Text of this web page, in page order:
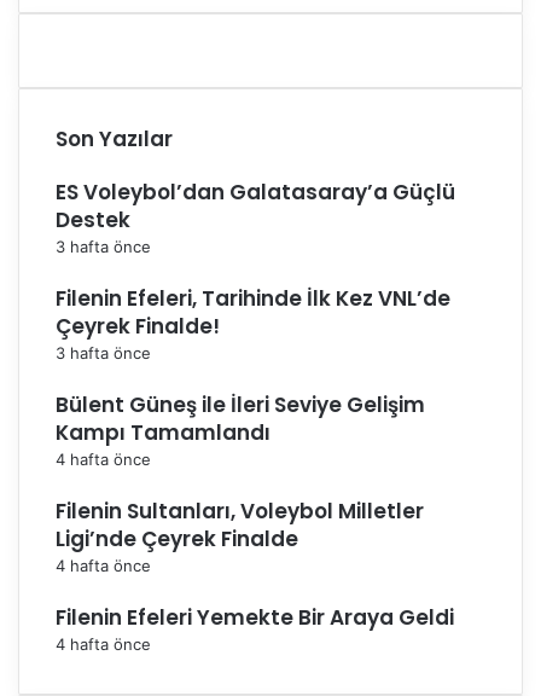
Son Yazılar
ES Voleybol’dan Galatasaray’a Güçlü
Destek
3 hafta önce
Filenin Efeleri, Tarihinde İlk Kez VNL’de
Çeyrek Finalde!
3 hafta önce
Bülent Güneş ile İleri Seviye Gelişim
Kampı Tamamlandı
4 hafta önce
Filenin Sultanları, Voleybol Milletler
Ligi’nde Çeyrek Finalde
4 hafta önce
Filenin Efeleri Yemekte Bir Araya Geldi
4 hafta önce